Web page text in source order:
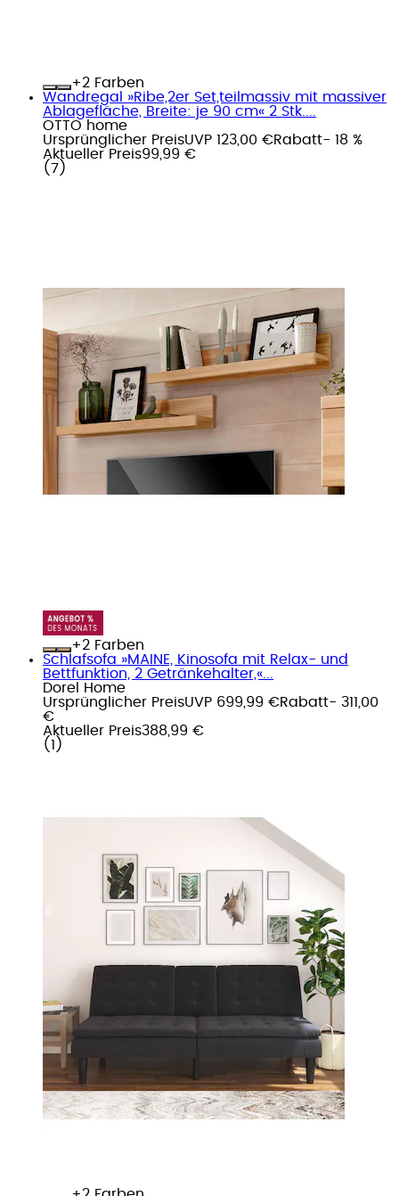
+
Farben
Wandregal »Ribe,2er Set,teilmassiv mit massiver
Ablagefläche, Breite: je 90 cm« 2 Stk....
OTTO home
Ursprünglicher PreisUVP 123,00 €Rabatt- 18 %
Aktueller Preis99,99 €
( 7 )
+
Farben
Schlafsofa »MAINE, Kinosofa mit Relax- und
Bettfunktion, 2 Getränkehalter,«...
Dorel Home
Ursprünglicher PreisUVP 699,99 €Rabatt- 311,00
€
Aktueller Preis388,99 €
( 1 )